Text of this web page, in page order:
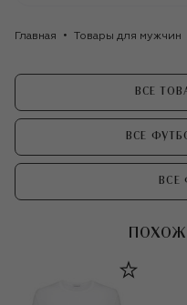
Главная Товары для мужчин
ВСЕ
ВСЕ
ВСЕ